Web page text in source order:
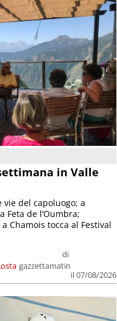
in Valle
di
gazzettamatin
il 07/08/2026
vie del capoluogo; a
Feta de l’Oumbra;
Chamois tocca al Festival